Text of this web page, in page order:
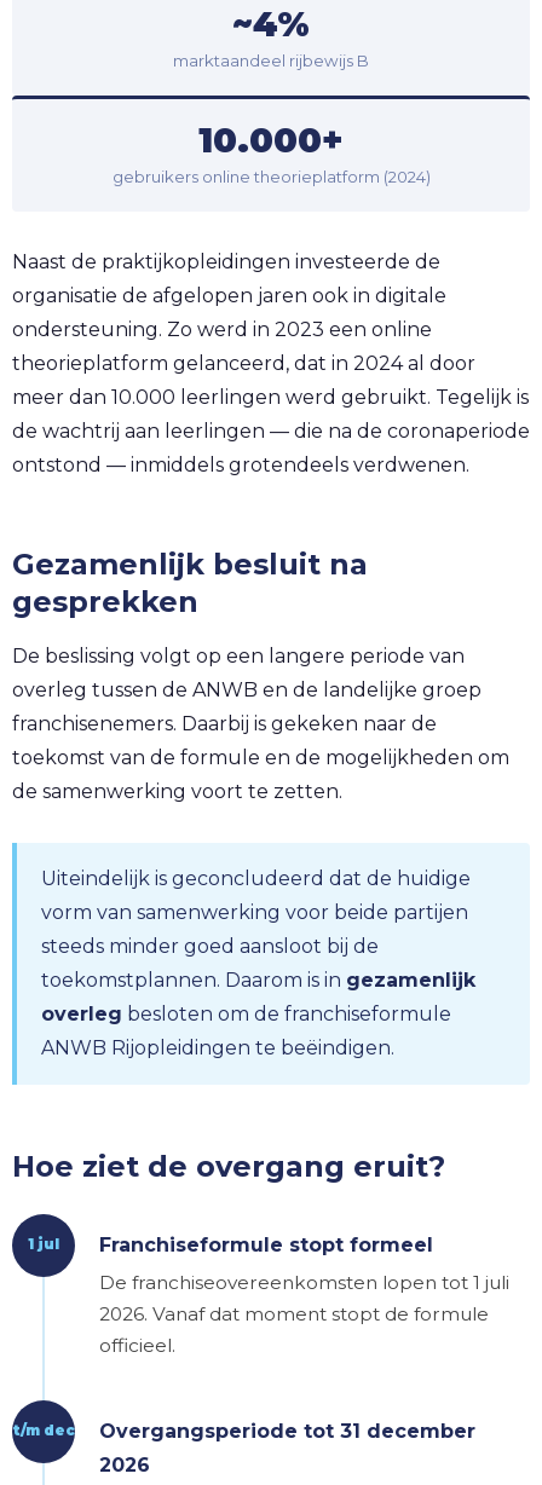
~4%
marktaandeel rijbewijs B
10.000+
gebruikers online theorieplatform (2024)
Naast de praktijkopleidingen investeerde de
organisatie de afgelopen jaren ook in digitale
ondersteuning. Zo werd in 2023 een online
theorieplatform gelanceerd, dat in 2024 al door
meer dan 10.000 leerlingen werd gebruikt. Tegelijk is
de wachtrij aan leerlingen — die na de coronaperiode
ontstond — inmiddels grotendeels verdwenen.
Gezamenlijk besluit na
gesprekken
De beslissing volgt op een langere periode van
overleg tussen de ANWB en de landelijke groep
franchisenemers. Daarbij is gekeken naar de
toekomst van de formule en de mogelijkheden om
de samenwerking voort te zetten.
Uiteindelijk is geconcludeerd dat de huidige
vorm van samenwerking voor beide partijen
steeds minder goed aansloot bij de
toekomstplannen. Daarom is in gezamenlijk
overleg besloten om de franchiseformule
ANWB Rijopleidingen te beëindigen.
Hoe ziet de overgang eruit?
1 jul
Franchiseformule stopt formeel
De franchiseovereenkomsten lopen tot 1 juli
2026. Vanaf dat moment stopt de formule
officieel.
t/m dec
Overgangsperiode tot 31 december
2026